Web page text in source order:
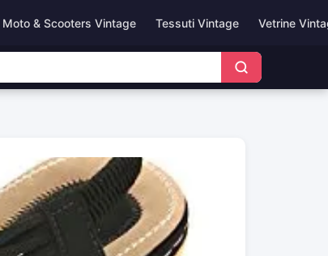
Moto & Scooters Vintage Tessuti Vintage Vetrine